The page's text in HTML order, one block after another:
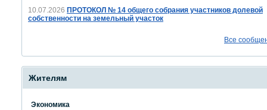
10.07.2026 ПРОТОКОЛ № 14 общего собрания участников долевой
собственности на земельный участок
Все
Жителям
Экономика